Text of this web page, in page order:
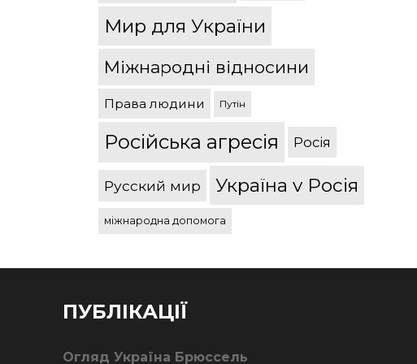
Мир для України
Міжнародні відносини
Права людини Путін
Російська агресія Росія
Русский мир Україна v Росія
міжнародна допомога
ПУБЛІКАЦІЇ
Огляд Україна Брюссель